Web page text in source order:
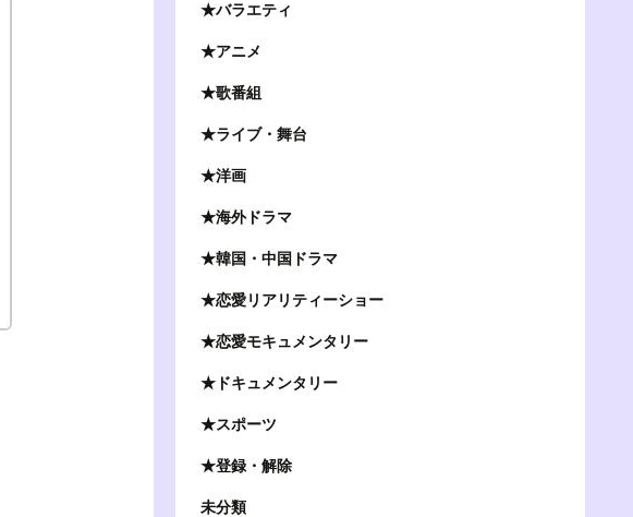
★バラエティ
★アニメ
★歌番組
★ライブ・舞台
★洋画
★海外ドラマ
★韓国・中国ドラマ
★恋愛リアリティーショー
★恋愛モキュメンタリー
★ドキュメンタリー
★スポーツ
★登録・解除
未分類